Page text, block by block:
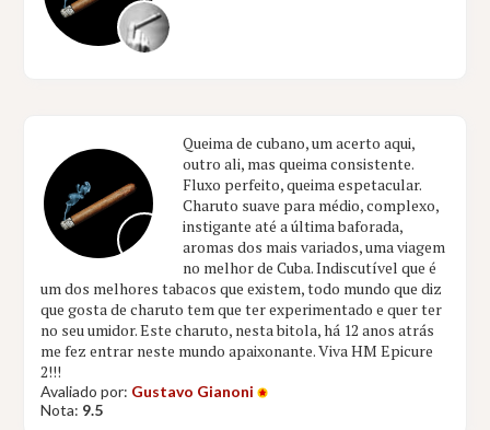
Queima de cubano, um acerto aqui,
outro ali, mas queima consistente.
Fluxo perfeito, queima espetacular.
Charuto suave para médio, complexo,
instigante até a última baforada,
aromas dos mais variados, uma viagem
no melhor de Cuba. Indiscutível que é
um dos melhores tabacos que existem, todo mundo que diz
que gosta de charuto tem que ter experimentado e quer ter
no seu umidor. Este charuto, nesta bitola, há 12 anos atrás
me fez entrar neste mundo apaixonante. Viva HM Epicure
2!!!
Avaliado por: Gustavo Gianoni
Nota: 9.5